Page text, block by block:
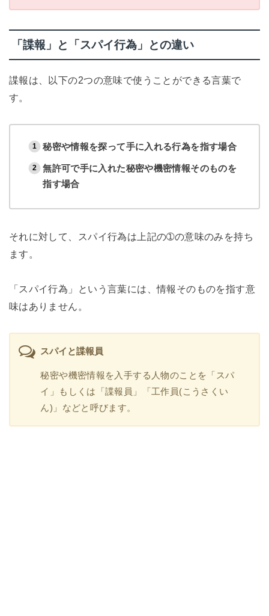
「諜報」と「スパイ行為」との違い
諜報は、以下の2つの意味で使うことができる言葉で
す。
秘密や情報を探って手に入れる行為を指す場合
無許可で手に入れた秘密や機密情報そのものを
指す場合
それに対して、スパイ行為は上記の➀の意味のみを持ち
ます。
「スパイ行為」という言葉には、情報そのものを指す意
味はありません。
スパイと諜報員
秘密や機密情報を入手する人物のことを「スパ
イ」もしくは「諜報員」「工作員(こうさくい
ん)」などと呼びます。